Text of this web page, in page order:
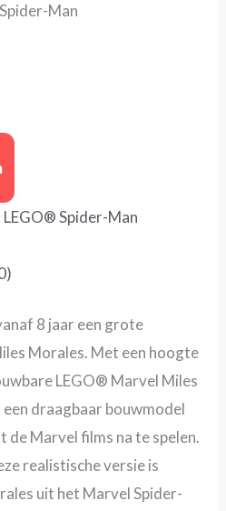
Man
LEGO® Spider-Man
8 jaar een grote
Morales. Met een hoogte
LEGO® Marvel Miles
draagbaar bouwmodel
de Marvel films na te spelen.
realistische versie is
uit het Marvel Spider-